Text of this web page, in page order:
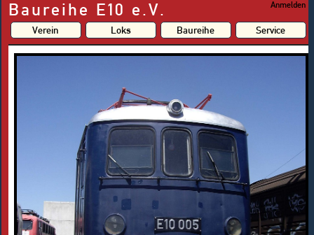
Baureihe E10 e.V. Anmelden
Verein Loks Baureihe Service